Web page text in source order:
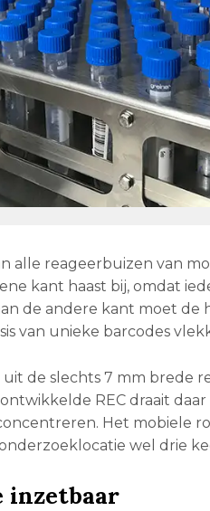
alle reageerbuizen van
kant haast bij, omdat
de andere kant moet
van unieke barcodes
de slechts 7 mm brede
REC draait
Het mobiele
wel drie
inzetbaar